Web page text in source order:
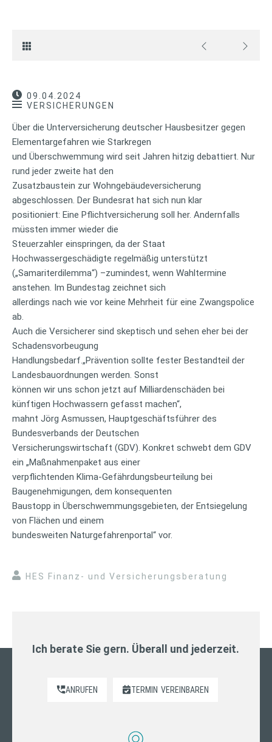
09.04.2024
VERSICHERUNGEN
Über die Unterversicherung deutscher Hausbesitzer gegen
Elementargefahren wie Starkregen
und Überschwemmung wird seit Jahren hitzig debattiert. Nur
rund jeder zweite hat den
Zusatzbaustein zur Wohngebäudeversicherung
abgeschlossen. Der Bundesrat hat sich nun klar
positioniert: Eine Pflichtversicherung soll her. Andernfalls
müssten immer wieder die
Steuerzahler einspringen, da der Staat
Hochwassergeschädigte regelmäßig unterstützt
(„Samariterdilemma“) –zumindest, wenn Wahltermine
anstehen. Im Bundestag zeichnet sich
allerdings nach wie vor keine Mehrheit für eine Zwangspolice
ab.
Auch die Versicherer sind skeptisch und sehen eher bei der
Schadensvorbeugung
Handlungsbedarf.„Prävention sollte fester Bestandteil der
Landesbauordnungen werden. Sonst
können wir uns schon jetzt auf Milliardenschäden bei
künftigen Hochwassern gefasst machen“,
mahnt Jörg Asmussen, Hauptgeschäftsführer des
Bundesverbands der Deutschen
Versicherungswirtschaft (GDV). Konkret schwebt dem GDV
ein „Maßnahmenpaket aus einer
verpflichtenden Klima-Gefährdungsbeurteilung bei
Baugenehmigungen, dem konsequenten
Baustopp in Überschwemmungsgebieten, der Entsiegelung
von Flächen und einem
bundesweiten Naturgefahrenportal“ vor.
HES Finanz- und Versicherungsberatung
Ich berate Sie gern. Überall und jederzeit.
ANRUFEN TERMIN VEREINBAREN